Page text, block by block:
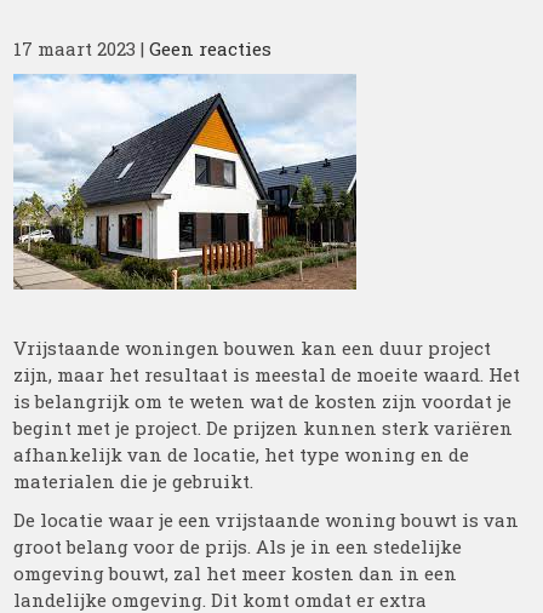
17 maart 2023 |Geen reacties
Vrijstaande woningen bouwen kan een duur project
zijn, maar het resultaat is meestal de moeite waard. Het
is belangrijk om te weten wat de kosten zijn voordat je
begint met je project. De prijzen kunnen sterk variëren
afhankelijk van de locatie, het type woning en de
materialen die je gebruikt.
De locatie waar je een vrijstaande woning bouwt is van
groot belang voor de prijs. Als je in een stedelijke
omgeving bouwt, zal het meer kosten dan in een
landelijke omgeving. Dit komt omdat er extra